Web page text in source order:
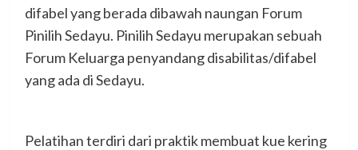
difabel yang berada dibawah naungan Forum
Pinilih Sedayu. Pinilih Sedayu merupakan sebuah
Forum Keluarga penyandang disabilitas/difabel
yang ada di Sedayu.
Pelatihan terdiri dari praktik membuat kue kering